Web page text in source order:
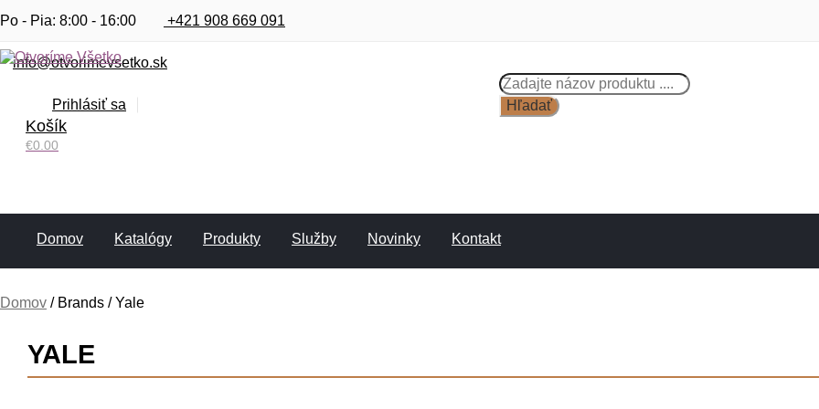
Po - Pia: 8:00 - 16:00 +421 908 669 091
info@otvorimevsetko.sk
Prihlásiť sa
Products
search
Hľadať
Košík
€0.00
Domov Katalógy Produkty Služby Novinky Kontakt
DOMOV
KATALÓGY
Domov / Brands /Yale
YALE